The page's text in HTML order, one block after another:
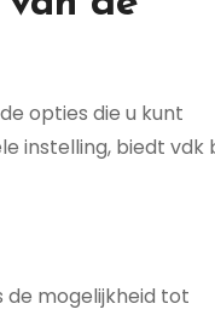
opties die u kunt
instelling, biedt vdk
de mogelijkheid tot